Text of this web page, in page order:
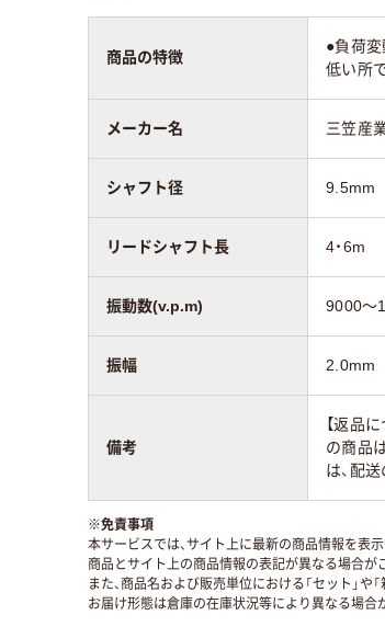
商品の特徴
●負荷
低い所
メーカー名 三笠産
シャフト径 9.5mm
リードシャフト長 4・6m
振動数(v.p.m) 9000～
振幅 2.0mm
備考
【返品
の商品
は、配
※免責事項
本サービスでは、サイト上に最新の商品情報を表示
商品とサイト上の商品情報の表記が異なる場合が
また、商品名および販売単位における「セット」や
お届け形態は倉庫の在庫状況等により異なる場合